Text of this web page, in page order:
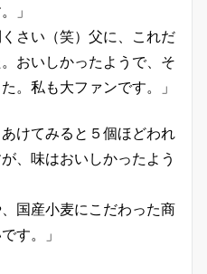
」
さい（笑）父に、これだ
おいしかったようで、そ
。私も大ファンです。」
けてみると５個ほどわれ
、味はおいしかったよう
国産小麦にこだわった商
す。」